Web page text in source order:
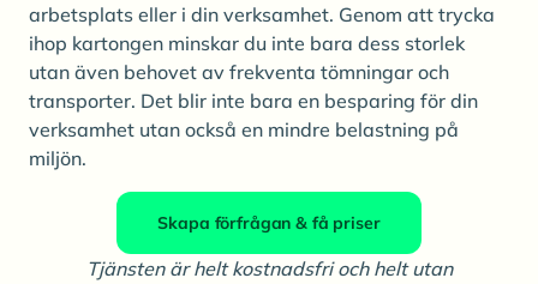
arbetsplats eller i din verksamhet. Genom att trycka
ihop kartongen minskar du inte bara dess storlek
utan även behovet av frekventa tömningar och
transporter. Det blir inte bara en besparing för din
verksamhet utan också en mindre belastning på
miljön.
Skapa förfrågan & få priser
Tjänsten är helt kostnadsfri och helt utan